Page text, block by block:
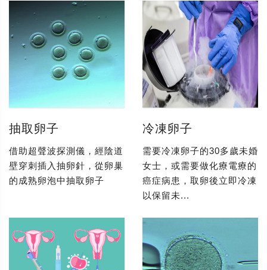
抽取卵子
借助超聲波探測儀，經陰道
壁穿刺插入抽卵針，從卵巢
的成熟卵泡中抽取卵子
冷凍卵子
需要冷凍卵子的30多歲未婚
女士，或需要做化療電療的
癌症病患，取卵後立即冷凍
以保留未...